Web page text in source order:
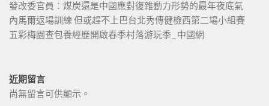
發改委官員：煤炭還是中國應對復雜動力形勢的最年夜底氣
內馬爾返場訓練 但或趕不上巴台北秀傳健檢西第二場小組賽
五彩梅園查包養經歷開啟春季村落游玩季_中國網
近期留言
尚無留言可供顯示。